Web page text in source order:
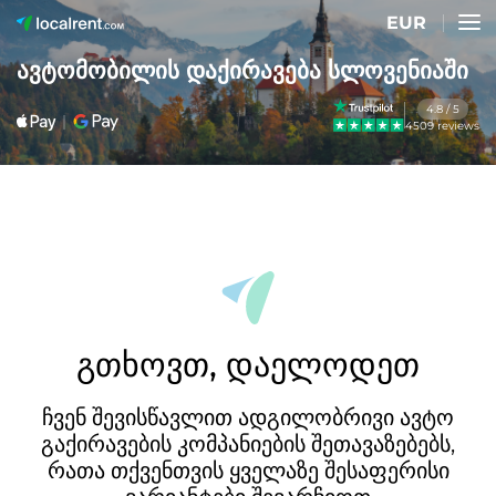
EUR
ავტომობილის დაქირავება სლოვენიაში
4.8 / 5
4509 reviews
გთხოვთ, დაელოდეთ
ჩვენ შევისწავლით ადგილობრივი ავტო
გაქირავების კომპანიების შეთავაზებებს,
რათა თქვენთვის ყველაზე შესაფერისი